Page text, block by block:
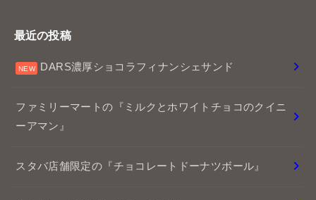
最近の投稿
DARS濃厚ショコラフィナンシェサンド
ファミリーマートの『ミルクとホワイトチョコのクイニ
ーアマン』
スタバ店舗限定の『チョコレートドーナツボール』